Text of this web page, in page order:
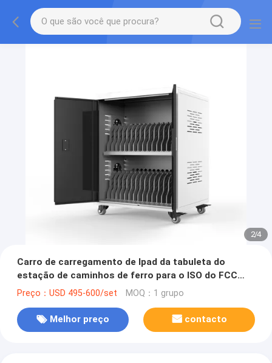
2/4
Carro de carregamento de Ipad da tabuleta do
estação de caminhos de ferro para o ISO do FCC
RoHS de 30 Ipads
Preço：USD 495-600/set MOQ：1 grupo
Melhor preço contacto